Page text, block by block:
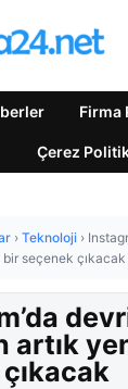
Firma
Çerez
› Teknoloji ›
seçenek çıkacak
artık